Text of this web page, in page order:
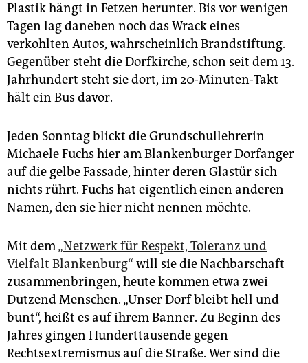
Plastik hängt in Fetzen herunter. Bis vor wenigen
Tagen lag daneben noch das Wrack eines
verkohlten Autos, wahrscheinlich Brandstiftung.
Gegenüber steht die Dorfkirche, schon seit dem 13.
Jahrhundert steht sie dort, im 20-Minuten-Takt
hält ein Bus davor.
Jeden Sonntag blickt die Grundschullehrerin
Michaele Fuchs hier am Blankenburger Dorfanger
auf die gelbe Fassade, hinter deren Glastür sich
nichts rührt. Fuchs hat eigentlich einen anderen
Namen, den sie hier nicht nennen möchte.
Mit dem„Netzwerk für Respekt, Toleranz und
Vielfalt Blankenburg“ will sie die Nachbarschaft
zusammenbringen, heute kommen etwa zwei
Dutzend Menschen. „Unser Dorf bleibt hell und
bunt“, heißt es auf ihrem Banner. Zu Beginn des
Jahres gingen Hunderttausende gegen
Rechtsextremismus auf die Straße. Wer sind die